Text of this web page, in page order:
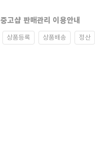
중고샵 판매관리 이용안내
상품등록 상품배송 정산